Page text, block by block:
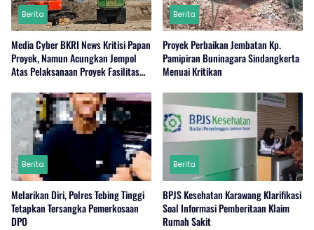
Berita
Media Cyber BKRI News Kritisi Papan
Proyek, Namun Acungkan Jempol
Atas Pelaksanaan Proyek Fasilitas
Berita
Proyek Perbaikan Jembatan Kp.
Pamipiran Buninagara Sindangkerta
Menuai Kritikan
Berita
Melarikan Diri, Polres Tebing Tinggi
Tetapkan Tersangka Pemerkosaan
DPO
Berita
BPJS Kesehatan Karawang Klarifikasi
Soal Informasi Pemberitaan Klaim
Rumah Sakit